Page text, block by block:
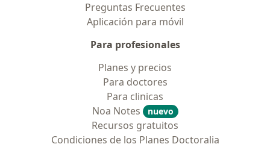
Preguntas Frecuentes
Aplicación para móvil
Para profesionales
Planes y precios
Para doctores
Para clinicas
Noa Notes
nuevo
Recursos gratuitos
Condiciones de los Planes Doctoralia